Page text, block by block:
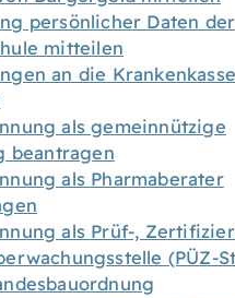
persönlicher Daten der
mitteilen
an die Krankenkasse
als gemeinnützige
beantragen
als Pharmaberater
als Prüf-,
(PÜZ-